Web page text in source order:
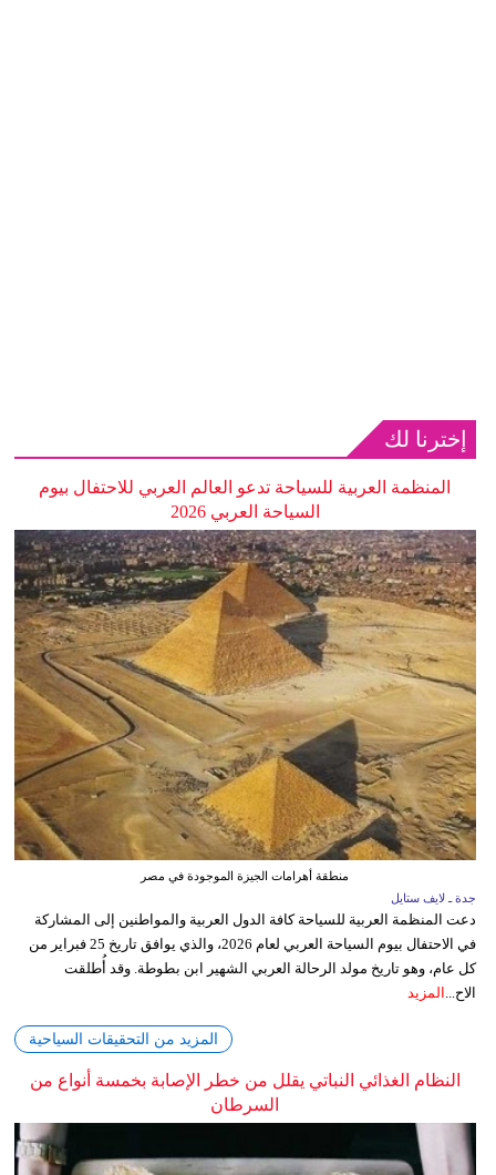
إخترنا لك
المنظمة العربية للسياحة تدعو العالم العربي للاحتفال بيوم
السياحة العربي 2026
منطقة أهرامات الجيزة الموجودة في مصر
جدة ـ لايف ستايل
دعت المنظمة العربية للسياحة كافة الدول العربية والمواطنين إلى المشاركة
في الاحتفال بيوم السياحة العربي لعام 2026، والذي يوافق تاريخ 25 فبراير من
كل عام، وهو تاريخ مولد الرحالة العربي الشهير ابن بطوطة. وقد أُطلقت
الاح... المزيد
المزيد من التحقيقات السياحية
النظام الغذائي النباتي يقلل من خطر الإصابة بخمسة أنواع من
السرطان